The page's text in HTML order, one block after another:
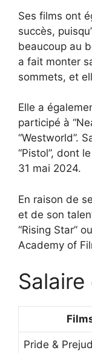
Ses films ont
succès,
beaucoup au
a fait monter
sommets, et
Elle a
participé à
“Westworld”.
“Pistol”, dont
31 mai 2024.
En raison de
et de son
“Rising Star”
Academy of
Salaire
Pride &